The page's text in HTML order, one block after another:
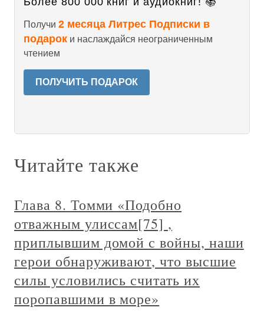
Получи 2 месяца Литрес Подписки в
подарок и наслаждайся неограниченным
чтением
ПОЛУЧИТЬ ПОДАРОК
Читайте также
Глава 8. Томми «Подобно
отважным улиссам[75] ,
приплывшим домой с войны, наши
герои обнаруживают, что высшие
силы условились считать их
поропавшими в море»